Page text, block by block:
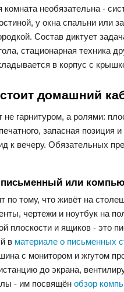
необязательна -
у окна спальни или за
Состав диктует
стационарная техника
в корпус с
домашний
не гарнитуром, а ролями:
запасная позиция
к вечеру. Обязательных
письменный или
по тому, что живёт на
чертежи и ноутбук на
плоскости и ящиков - это
в материале о письменных
с монитором и жгутом
до экрана,
- им посвящён обзор